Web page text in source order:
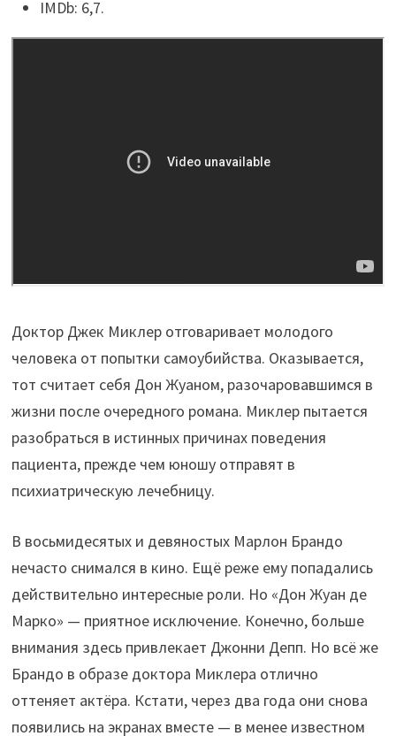
IMDb: 6,7.
Доктор Джек Миклер отговаривает молодого
человека от попытки самоубийства. Оказывается,
тот считает себя Дон Жуаном, разочаровавшимся в
жизни после очередного романа. Миклер пытается
разобраться в истинных причинах поведения
пациента, прежде чем юношу отправят в
психиатрическую лечебницу.
В восьмидесятых и девяностых Марлон Брандо
нечасто снимался в кино. Ещё реже ему попадались
действительно интересные роли. Но «Дон Жуан де
Марко» — приятное исключение. Конечно, больше
внимания здесь привлекает Джонни Депп. Но всё же
Брандо в образе доктора Миклера отлично
оттеняет актёра. Кстати, через два года они снова
появились на экранах вместе — в менее известном